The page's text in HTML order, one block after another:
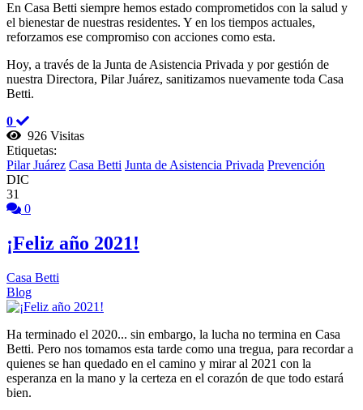
En Casa Betti siempre hemos estado comprometidos con la salud y
el bienestar de nuestras residentes. Y en los tiempos actuales,
reforzamos ese compromiso con acciones como esta.
Hoy, a través de la Junta de Asistencia Privada y por gestión de
nuestra Directora, Pilar Juárez, sanitizamos nuevamente toda Casa
Betti.
0
926 Visitas
Etiquetas:
Pilar Juárez Casa Betti Junta de Asistencia Privada Prevención
DIC
31
0
¡Feliz año 2021!
Casa Betti
Blog
Ha terminado el 2020... sin embargo, la lucha no termina en Casa
Betti. Pero nos tomamos esta tarde como una tregua, para recordar a
quienes se han quedado en el camino y mirar al 2021 con la
esperanza en la mano y la certeza en el corazón de que todo estará
bien.